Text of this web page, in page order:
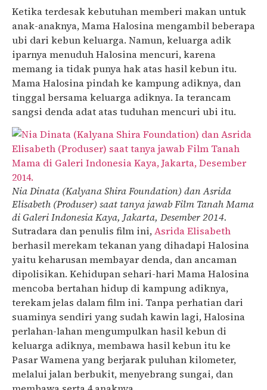
Ketika terdesak kebutuhan memberi makan untuk
anak-anaknya, Mama Halosina mengambil beberapa
ubi dari kebun keluarga. Namun, keluarga adik
iparnya menuduh Halosina mencuri, karena
memang ia tidak punya hak atas hasil kebun itu.
Mama Halosina pindah ke kampung adiknya, dan
tinggal bersama keluarga adiknya. Ia terancam
sangsi denda adat atas tuduhan mencuri ubi itu.
Nia Dinata (Kalyana Shira Foundation) dan Asrida
Elisabeth (Produser) saat tanya jawab Film Tanah Mama
di Galeri Indonesia Kaya, Jakarta, Desember 2014.
Sutradara dan penulis film ini,Asrida Elisabeth
berhasil merekam tekanan yang dihadapi Halosina
yaitu keharusan membayar denda, dan ancaman
dipolisikan. Kehidupan sehari-hari Mama Halosina
mencoba bertahan hidup di kampung adiknya,
terekam jelas dalam film ini. Tanpa perhatian dari
suaminya sendiri yang sudah kawin lagi, Halosina
perlahan-lahan mengumpulkan hasil kebun di
keluarga adiknya, membawa hasil kebun itu ke
Pasar Wamena yang berjarak puluhan kilometer,
melalui jalan berbukit, menyebrang sungai, dan